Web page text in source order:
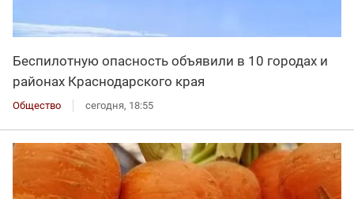
Беспилотную опасность объявили в 10 городах и
районах Краснодарского края
Общество сегодня, 18:55